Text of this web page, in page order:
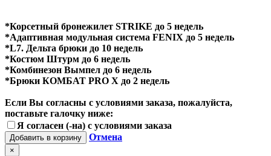
*Корсетный бронежилет STRIKE до 5 недель
*Адаптивная модульная система FENIX до 5 недель
*L7. Дельта брюки до 10 недель
*Костюм Штурм до 6 недель
*Комбинезон Вымпел до 6 недель
*Брюки КОМБАТ PRO X до 2 недель
Если Вы согласны с условиями заказа, пожалуйста,
поставьте галочку ниже:
Я согласен (-на) с условиями заказа
Добавить в корзину Отмена
×